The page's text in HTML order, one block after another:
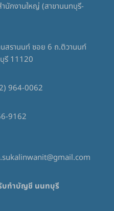
นักงานใหญ่ (สาขานนทบุรี-
รานนท์ ซอย 6 ถ.ติวานนท์
รี 11120
964-0062
9162
บทำบัญชี นนทบุรี